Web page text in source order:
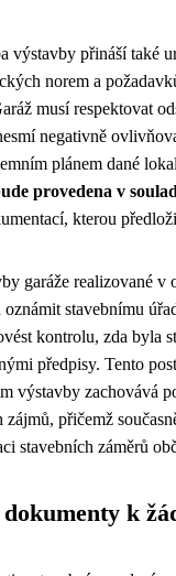
výstavby přináší také
norem a
musí respektovat
negativně
plánem dané
provedena v
kterou
garáže realizované v
stavebnímu
kontrolu, zda byla
předpisy. Tento
výstavby zachovává
přičemž
stavebních záměrů
dokumenty k